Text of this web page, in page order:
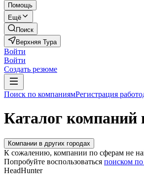
Помощь
Ещё
Поиск
Верхняя Тура
Войти
Войти
Создать резюме
Поиск по компаниямРегистрация
Каталог компаний
Компании в других городах
К сожалению, компании по сферам не
Попробуйте воспользоваться поиском
HeadHunter